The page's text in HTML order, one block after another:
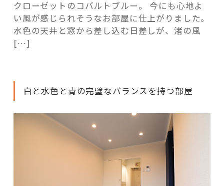
「ひと」
これからの暮らし 住み替え相談
クローゼットのコバルトブルー。 今にも心地よ
い風が感じられそうなお部屋に仕上がりました。
水色の天井と窓から差し込む日差しが、渚の風
[…]
白と水色と青の完璧なバランスを持つ部屋